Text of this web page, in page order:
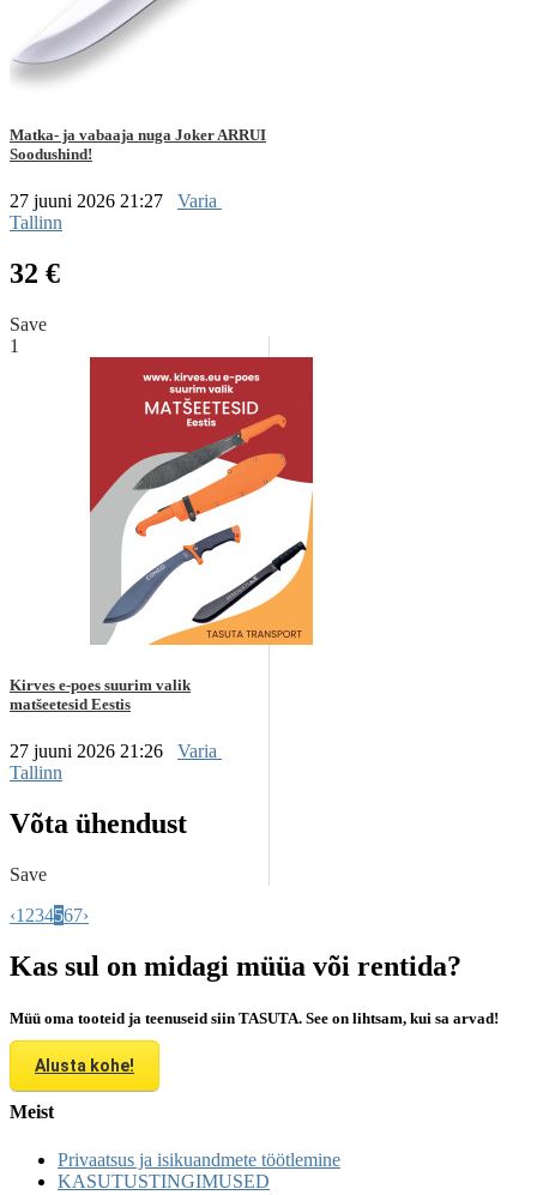
Matka- ja vabaaja nuga Joker ARRUI
Soodushind!
27 juuni 2026 21:27
Varia
Tallinn
32 €
Save
1
Kirves e-poes suurim valik
matšeetesid Eestis
27 juuni 2026 21:26
Varia
Tallinn
Võta ühendust
Save
‹1 234567›
Kas sul on midagi müüa või rentida?
Müü oma tooteid ja teenuseid siin TASUTA. See on lihtsam, kui sa arvad!
Alusta kohe!
Meist
Privaatsus ja isikuandmete töötlemine
KASUTUSTINGIMUSED